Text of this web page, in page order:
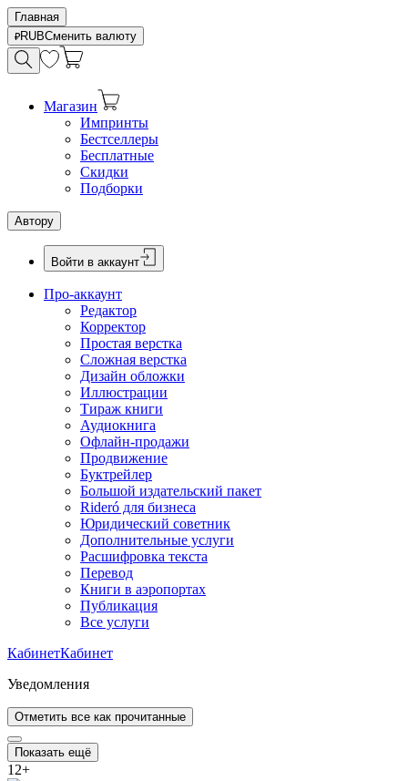
Главная
RUBСменить валюту
Магазин
Импринты
Бестселлеры
Бесплатные
Скидки
Подборки
Автору
Войти в аккаунт
Про-аккаунт
Редактор
Корректор
Простая верстка
Сложная верстка
Дизайн обложки
Иллюстрации
Тираж книги
Аудиокнига
Офлайн-продажи
Продвижение
Буктрейлер
Большой издательский пакет
Rideró для бизнеса
Юридический советник
Дополнительные услуги
Расшифровка текста
Перевод
Книги в аэропортах
Публикация
Все услуги
КабинетКабинет
Уведомления
Отметить все как прочитанные
Показать ещё
12+